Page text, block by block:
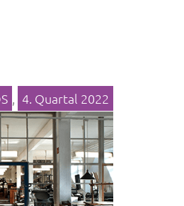
, 4. Quartal 2022